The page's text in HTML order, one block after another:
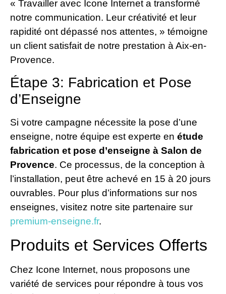
« Travailler avec Icone Internet a transformé
notre communication. Leur créativité et leur
rapidité ont dépassé nos attentes, » témoigne
un client satisfait de notre prestation à Aix-en-
Provence.
Étape 3: Fabrication et Pose
d’Enseigne
Si votre campagne nécessite la pose d’une
enseigne, notre équipe est experte en étude
fabrication et pose d’enseigne à Salon de
Provence. Ce processus, de la conception à
l’installation, peut être achevé en 15 à 20 jours
ouvrables. Pour plus d’informations sur nos
enseignes, visitez notre site partenaire sur
premium-enseigne.fr.
Produits et Services Offerts
Chez Icone Internet, nous proposons une
variété de services pour répondre à tous vos